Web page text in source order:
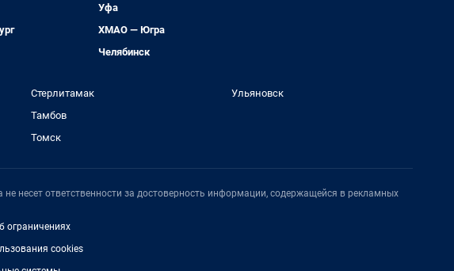
Уфа
ХМАО — Югра
Челябинск
Стерлитамак
Тамбов
Томск
Ульяновск
не несет ответственности за достоверность информации, содержащейся в рекламных
ограничениях
cookies